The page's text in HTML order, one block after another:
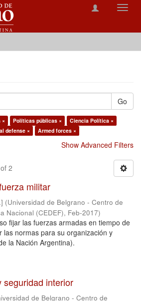
Go
× Políticas públicas ×
Ciencia Política ×
defense × Armed forces ×
Show Advanced Filters
2
militar
(Universidad de Belgrano - Centro de
Nacional (CEDEF), Feb-2017)
fijar las fuerzas armadas en tiempo de
las normas para su organización y
la Nación Argentina).
seguridad interior
de Belgrano - Centro de